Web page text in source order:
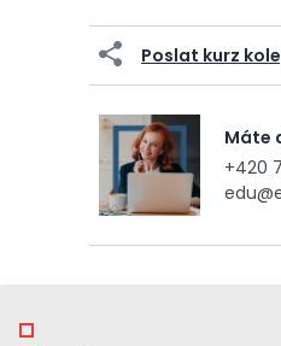
Poslat kurz
Máte
+420